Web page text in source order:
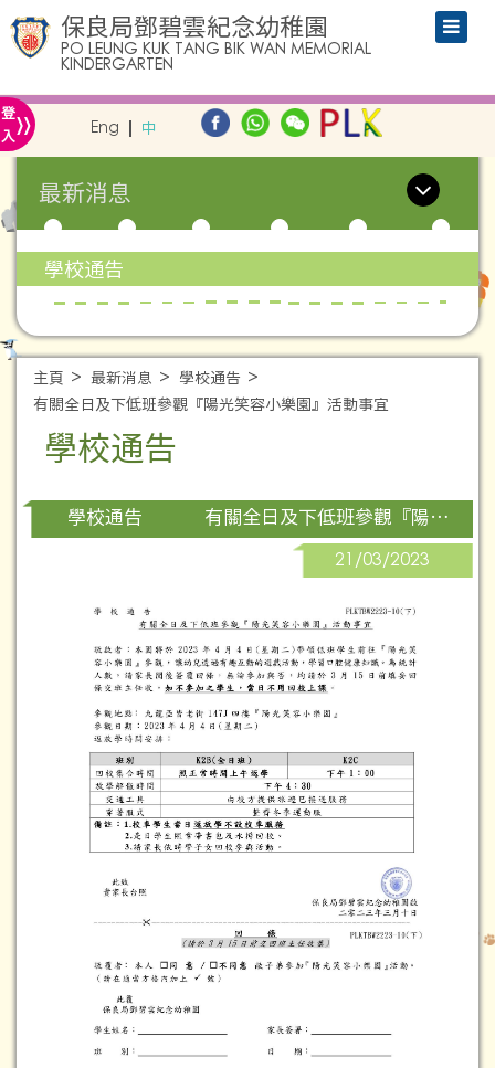
保良局鄧碧雲紀念幼稚園
PO LEUNG KUK TANG BIK WAN MEMORIAL
KINDERGARTEN
登
入» Eng 中
最新消息
學校通告
主頁 最新消息
學校通告
有關全日及下低班參觀『陽光笑容小樂園』活動事宜
學校通告
學校通告 有關全日及下低班參觀『陽光笑容小樂園』活動事宜
21/03/2023